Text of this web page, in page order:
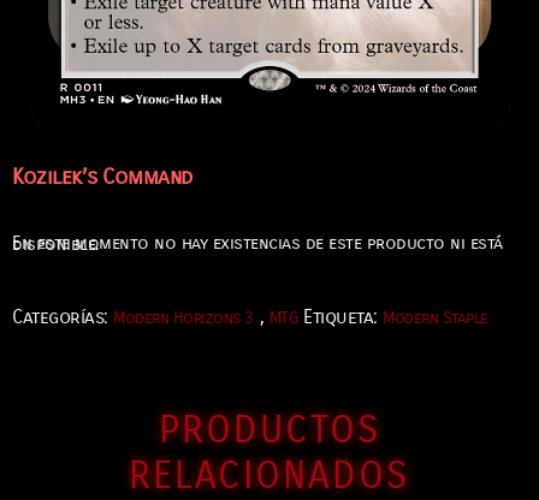
Kozilek’s Command
En este momento no hay existencias de este producto ni está disponible.
Categorías: Modern Horizons 3 , MTG Etiqueta: Modern Staple
PRODUCTOS
RELACIONADOS